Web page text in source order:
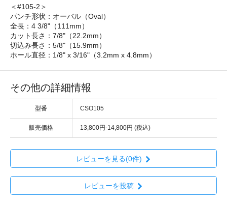
＜#105-2＞
パンチ形状：オーバル（Oval）
全長：4 3/8"（111mm）
カット長さ：7/8"（22.2mm）
切込み長さ：5/8"（15.9mm）
ホール直径：1/8" x 3/16"（3.2mm x 4.8mm）
その他の詳細情報
型番 CSO105
販売価格 13,800円-14,800円 (税込)
レビューを見る(0件)
レビューを投稿